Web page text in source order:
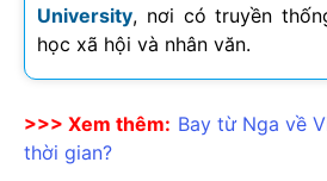
University, nơi có truyền
học xã hội và nhân văn.
>>> Xem thêm: Bay từ Nga về
thời gian?